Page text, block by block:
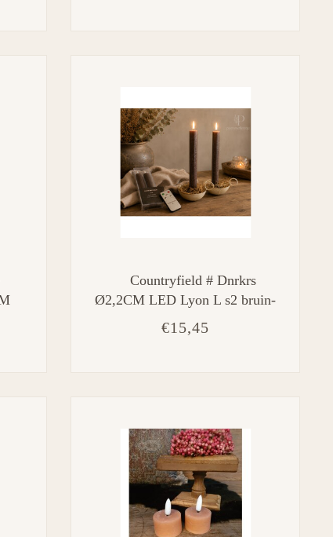
Countryfield # Dnrkrs
Ø2,2CM LED Lyon L s2 bruin-
2,2x2,2x22,5CM
€15,45